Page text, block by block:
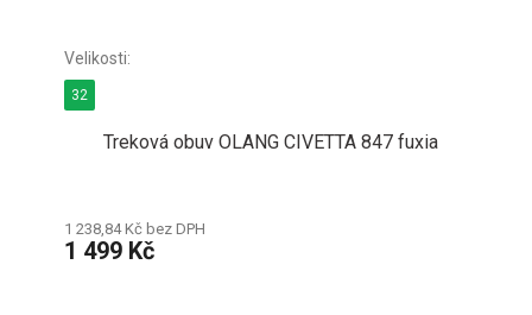
Treková obuv OLANG CIVETTA 847 fuxia
1 238,84 Kč bez DPH
1 499 Kč
32